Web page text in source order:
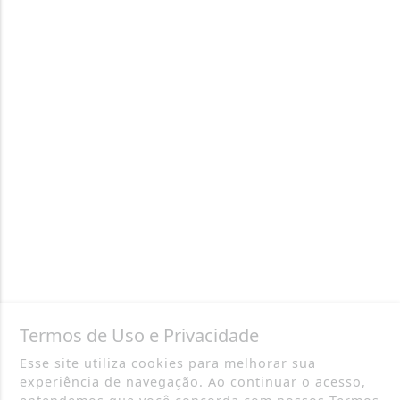
Termos de Uso e Privacidade
Esse site utiliza cookies para melhorar sua
experiência de navegação. Ao continuar o acesso,